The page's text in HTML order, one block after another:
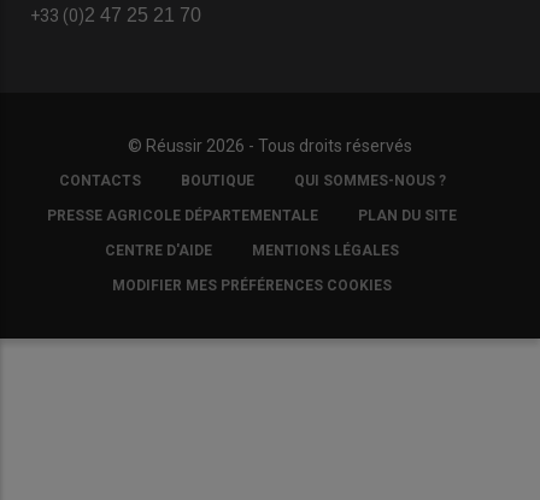
+33 (0)2 47 25 21 70
© Réussir 2026 - Tous droits réservés
FOOTER
COPYRIGHT
CONTACTS BOUTIQUE QUI SOMMES-NOUS ?
PRESSE AGRICOLE DÉPARTEMENTALE PLAN DU SITE
CENTRE D'AIDE MENTIONS LÉGALES
MODIFIER MES PRÉFÉRENCES COOKIES